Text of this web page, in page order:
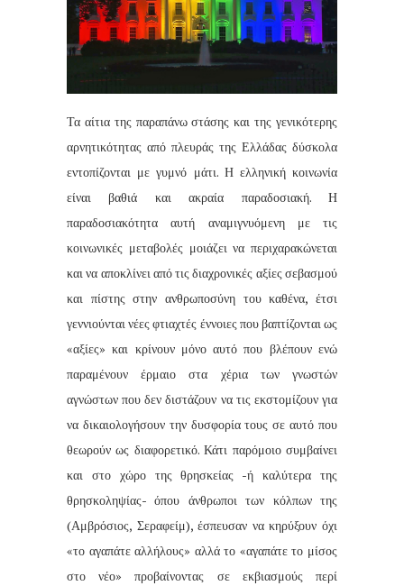
Τα αίτια της παραπάνω στάσης και της γενικότερης
αρνητικότητας από πλευράς της Ελλάδας δύσκολα
εντοπίζονται με γυμνό μάτι. Η ελληνική κοινωνία
είναι βαθιά και ακραία παραδοσιακή. Η
παραδοσιακότητα αυτή αναμιγνυόμενη με τις
κοινωνικές μεταβολές μοιάζει να περιχαρακώνεται
και να αποκλίνει από τις διαχρονικές αξίες σεβασμού
και πίστης στην ανθρωποσύνη του καθένα, έτσι
γεννιούνται νέες φτιαχτές έννοιες που βαπτίζονται ως
«αξίες» και κρίνουν μόνο αυτό που βλέπουν ενώ
παραμένουν έρμαιο στα χέρια των γνωστών
αγνώστων που δεν διστάζουν να τις εκστομίζουν για
να δικαιολογήσουν την δυσφορία τους σε αυτό που
θεωρούν ως διαφορετικό. Κάτι παρόμοιο συμβαίνει
και στο χώρο της θρησκείας -ή καλύτερα της
θρησκοληψίας- όπου άνθρωποι των κόλπων της
(Αμβρόσιος, Σεραφείμ), έσπευσαν να κηρύξουν όχι
«το αγαπάτε αλλήλους» αλλά το «αγαπάτε το μίσος
στο νέο» προβαίνοντας σε εκβιασμούς περί